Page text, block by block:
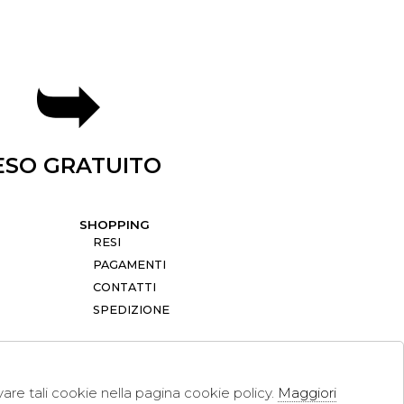
GRATUITO
SHOPPING
RESI
PAGAMENTI
CONTATTI
SPEDIZIONE
tali cookie nella pagina cookie policy. Maggiori